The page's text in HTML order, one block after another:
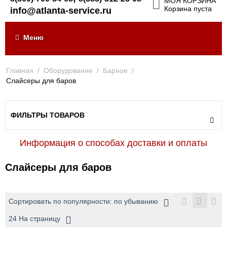
info@atlanta-service.ru
Корзина пуста
Меню
Главная / Оборудование / Барное /
Слайсеры для баров
ФИЛЬТРЫ ТОВАРОВ
Информация о способах доставки и оплаты
Слайсеры для баров
Сортировать по популярности: по убыванию
24 На страницу